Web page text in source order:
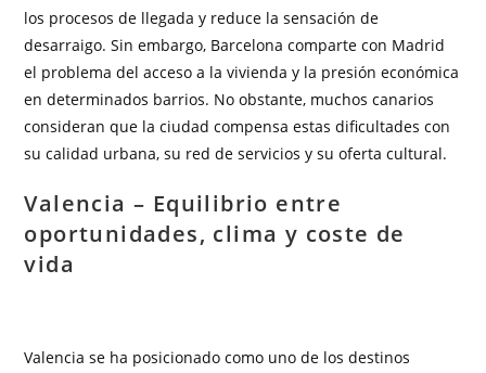
los procesos de llegada y reduce la sensación de
desarraigo. Sin embargo, Barcelona comparte con Madrid
el problema del acceso a la vivienda y la presión económica
en determinados barrios. No obstante, muchos canarios
consideran que la ciudad compensa estas dificultades con
su calidad urbana, su red de servicios y su oferta cultural.
Valencia – Equilibrio entre
oportunidades, clima y coste de
vida
Valencia se ha posicionado como uno de los destinos